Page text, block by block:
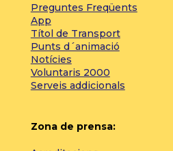
Preguntes Freqüents
App
Títol de Transport
Punts d´animació
Notícies
Voluntaris 2000
Serveis addicionals
Zona de prensa: